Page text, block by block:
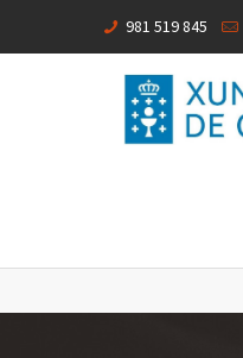
981 519 845